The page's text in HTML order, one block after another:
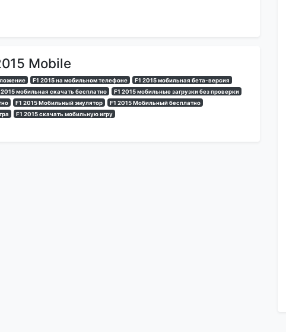
Mobile
F1 2015 на мобильном телефоне
F1 2015 мобильная бета-версия
2015 мобильная скачать бесплатно
F1 2015 мобильные загрузки без проверки
F1 2015 Мобильный эмулятор
F1 2015 Мобильный бесплатно
F1 2015 скачать мобильную игру